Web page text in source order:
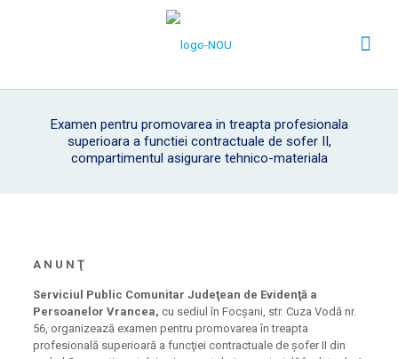
Examen pentru promovarea in treapta profesionala
superioara a functiei contractuale de sofer II,
compartimentul asigurare tehnico-materiala
A N U N Ţ
Serviciul Public Comunitar Judeţean de Evidenţă a
Persoanelor Vrancea,cu sediul în Focşani, str. Cuza Vodă nr.
56, organizează examen pentru promovarea în treapta
profesională superioară a funcţiei contractuale de șofer II din